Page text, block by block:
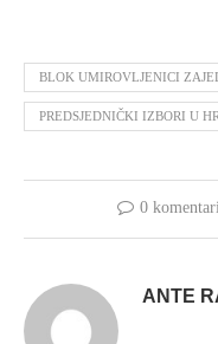
BLOK UMIROVLJENICI
PREDSJEDNIČKI IZBORI U
0 komentari
ANTE